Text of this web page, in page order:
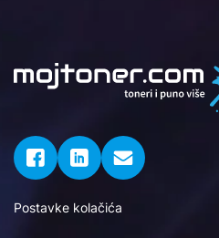
Postavke kolačića